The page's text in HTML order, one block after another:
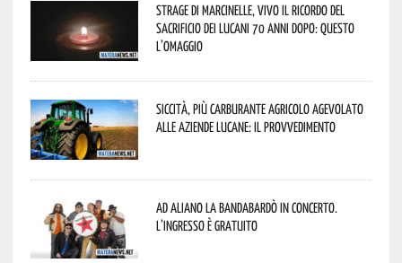
Strage di Marcinelle, vivo il ricordo del
sacrificio dei lucani 70 anni dopo: questo
l’omaggio
Siccità, più carburante agricolo agevolato
alle aziende lucane: il provvedimento
Ad Aliano la Bandabardò in concerto.
L’ingresso è gratuito